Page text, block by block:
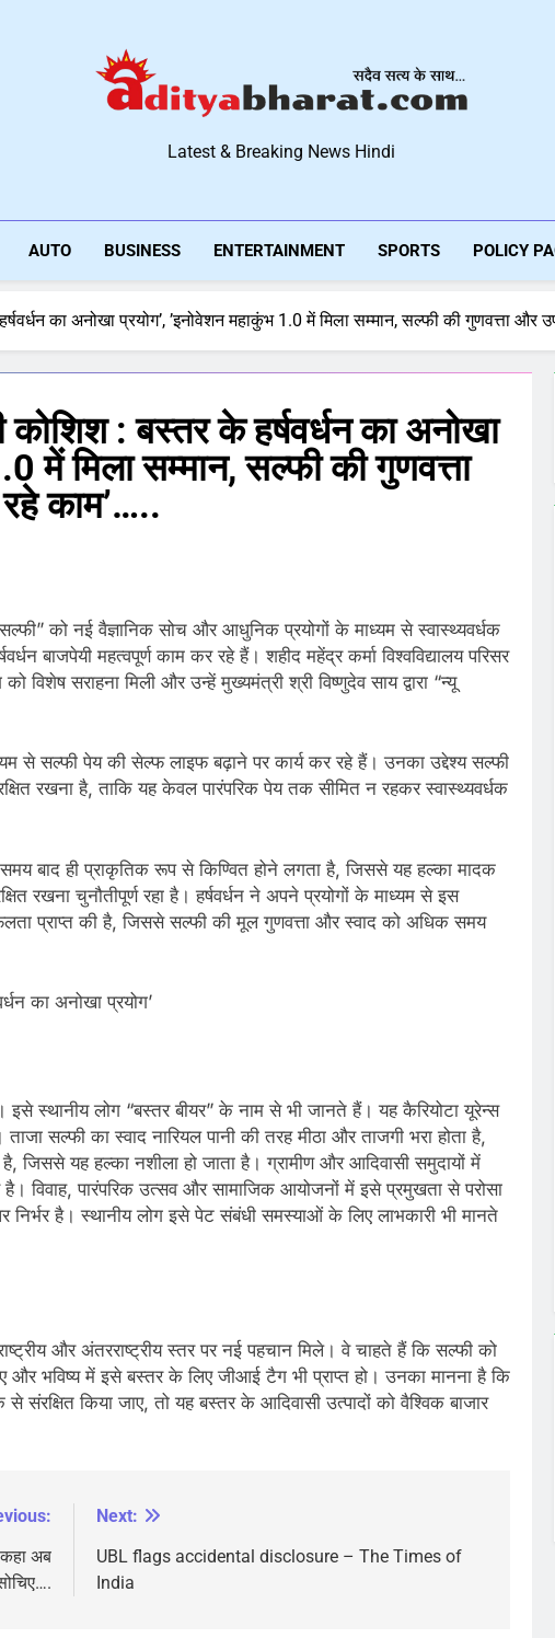
Aditya Bharat Hindi News
Latest & Breaking News Hindi
AUTO BUSINESS ENTERTAINMENT SPORTS POLICY
का अनोखा प्रयोग’, ’इनोवेशन महाकुंभ 1.0 में मिला सम्मान, सल्फी की गुणवत्ता और
: बस्तर के हर्षवर्धन का अनोखा
में मिला सम्मान, सल्फी की गुणवत्ता
काम’…..
को नई वैज्ञानिक सोच और आधुनिक प्रयोगों के माध्यम से स्वास्थ्यवर्धक
बाजपेयी महत्वपूर्ण काम कर रहे हैं। शहीद महेंद्र कर्मा विश्वविद्यालय परिसर
सराहना मिली और उन्हें मुख्यमंत्री श्री विष्णुदेव साय द्वारा “न्यू
से सल्फी पेय की सेल्फ लाइफ बढ़ाने पर कार्य कर रहे हैं। उनका उद्देश्य सल्फी
रखना है, ताकि यह केवल पारंपरिक पेय तक सीमित न रहकर स्वास्थ्यवर्धक
बाद ही प्राकृतिक रूप से किण्वित होने लगता है, जिससे यह हल्का मादक
रखना चुनौतीपूर्ण रहा है। हर्षवर्धन ने अपने प्रयोगों के माध्यम से इस
प्राप्त की है, जिससे सल्फी की मूल गुणवत्ता और स्वाद को अधिक समय
स्थानीय लोग “बस्तर बीयर” के नाम से भी जानते हैं। यह कैरियोटा यूरेन्स
सल्फी का स्वाद नारियल पानी की तरह मीठा और ताजगी भरा होता है,
यह हल्का नशीला हो जाता है। ग्रामीण और आदिवासी समुदायों में
विवाह, पारंपरिक उत्सव और सामाजिक आयोजनों में इसे प्रमुखता से परोसा
निर्भर है। स्थानीय लोग इसे पेट संबंधी समस्याओं के लिए लाभकारी भी मानते
और अंतरराष्ट्रीय स्तर पर नई पहचान मिले। वे चाहते हैं कि सल्फी को
और भविष्य में इसे बस्तर के लिए जीआई टैग भी प्राप्त हो। उनका मानना है कि
संरक्षित किया जाए, तो यह बस्तर के आदिवासी उत्पादों को वैश्विक बाजार
अब
Next:
UBL flags accidental disclosure – The Times of
India